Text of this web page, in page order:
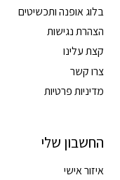
בלוג אופנה ותכשיטים
הצהרת נגישות
קצת עלינו
צרו קשר
מדיניות פרטיות
החשבון שלי
איזור אישי